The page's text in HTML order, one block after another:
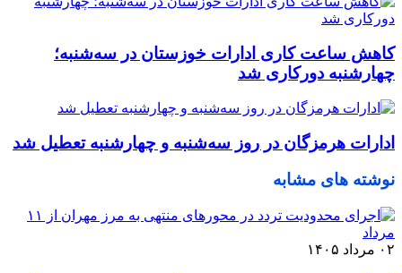
کاهش ساعت کاری ادارات خوزستان در سه‌شنبه؛
چهارشنبه دورکاری شد
ادارات هرمزگان در روز سه‌شنبه و چهارشنبه تعطیل شد
نوشته های مشابه
۰۲ مرداد ۱۴۰۵